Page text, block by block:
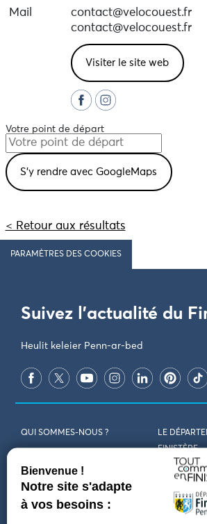
Mail
contact@velocouest.fr
contact@velocouest.fr
Visiter le site web
Votre point de départ
< Retour aux résultats
PARAMÈTRES DES COOKIES
Suivez l'actualité du
Heulit keleier Penn-ar-bed
QUI SOMMES-NOUS ?
LE
FINISTÈRE
REJOIGNEZ-NOUS VENIR EN
CONTACT CARTES ET